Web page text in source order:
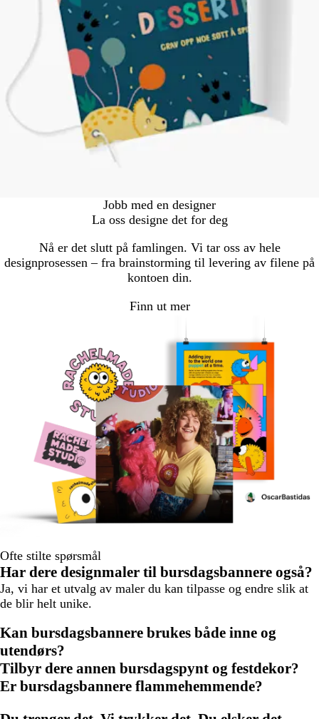
Jobb med en designer
La oss designe det for deg
Nå er det slutt på famlingen. Vi tar oss av hele
designprosessen – fra brainstorming til levering av filene på
kontoen din.
Finn ut mer
Ofte stilte spørsmål
Har dere designmaler til bursdagsbannere også?
Ja, vi har et utvalg av maler du kan tilpasse og endre slik at
de blir helt unike.
Kan bursdagsbannere brukes både inne og
utendørs?
Tilbyr dere annen bursdagspynt og festdekor?
Er bursdagsbannere flammehemmende?